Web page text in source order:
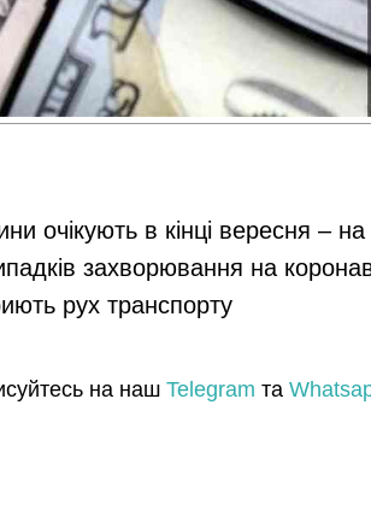
очікують в кінці вересня –
захворювання на
рух транспорту
на наш Telegram та